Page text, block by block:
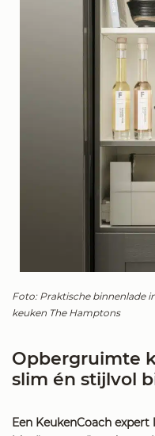
Foto: Praktische binnenlade
keuken The Hamptons
Opbergruimte
slim én stijlvol
Een KeukenCoach